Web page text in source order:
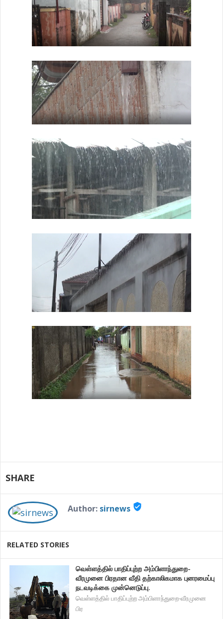
SHARE
Author: sirnews verified_user
RELATED STORIES
வெள்ளத்தில் பாதிப்புற்ற அம்பிளாந்துறை-
வீரமுனை பிரதான வீதி தற்காலிகமாக புனரமைப்பு
நடவடிக்கை முன்னெடுப்பு.
வெள்ளத்தில் பாதிப்புற்ற அம்பிளாந்துறை-வீரமுனை
பிர